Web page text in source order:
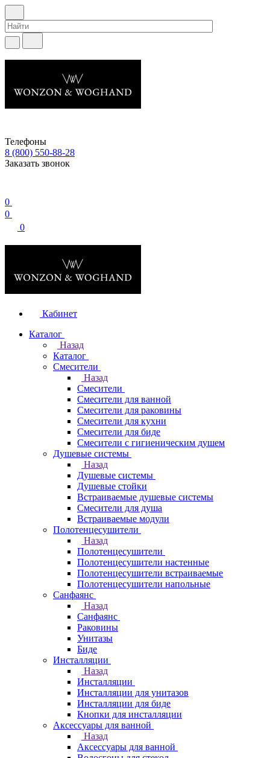
Телефоны
8 (800) 550-88-28
Заказать звонок
0
0
0
Кабинет
Каталог
Назад
Каталог
Смесители
Назад
Смесители
Смесители для ванной
Смесители для раковины
Смесители для кухни
Смесители для биде
Смесители с гигиеническим душем
Душевые системы
Назад
Душевые системы
Душевые стойки
Встраиваемые душевые системы
Смесители для душа
Встраиваемые модули
Полотенцесушители
Назад
Полотенцесушители
Полотенцесушители настенные
Полотенцесушители встраиваемые
Полотенцесушители напольные
Санфаянс
Назад
Санфаянс
Раковины
Унитазы
Биде
Инсталляции
Назад
Инсталляции
Инсталляции для унитазов
Инсталляции для биде
Кнопки для инсталляции
Аксессуары для ванной
Назад
Аксессуары для ванной